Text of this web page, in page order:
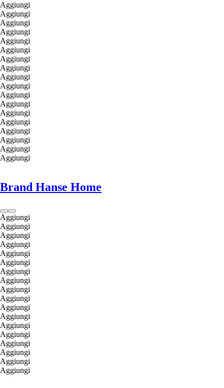
Aggiungi
Aggiungi
Aggiungi
Aggiungi
Aggiungi
Aggiungi
Aggiungi
Aggiungi
Aggiungi
Aggiungi
Aggiungi
Aggiungi
Aggiungi
Aggiungi
Aggiungi
Aggiungi
Aggiungi
Aggiungi
Brand Hanse Home
Aggiungi
Aggiungi
Aggiungi
Aggiungi
Aggiungi
Aggiungi
Aggiungi
Aggiungi
Aggiungi
Aggiungi
Aggiungi
Aggiungi
Aggiungi
Aggiungi
Aggiungi
Aggiungi
Aggiungi
Aggiungi